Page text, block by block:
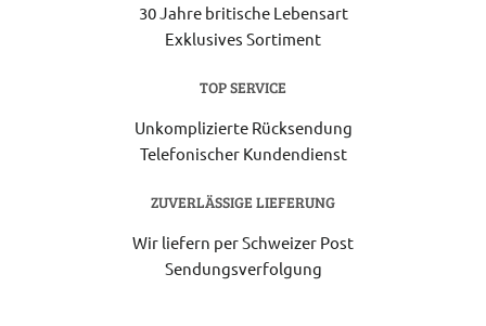
30 Jahre britische Lebensart
Exklusives Sortiment
TOP SERVICE
Unkomplizierte Rücksendung
Telefonischer Kundendienst
ZUVERLÄSSIGE LIEFERUNG
Wir liefern per Schweizer Post
Sendungsverfolgung